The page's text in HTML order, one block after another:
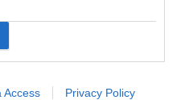
Access Privacy Policy